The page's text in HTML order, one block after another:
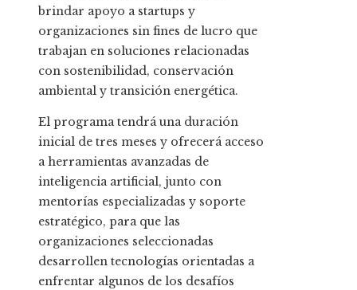
brindar apoyo a startups y
organizaciones sin fines de lucro que
trabajan en soluciones relacionadas
con sostenibilidad, conservación
ambiental y transición energética.
El programa tendrá una duración
inicial de tres meses y ofrecerá acceso
a herramientas avanzadas de
inteligencia artificial, junto con
mentorías especializadas y soporte
estratégico, para que las
organizaciones seleccionadas
desarrollen tecnologías orientadas a
enfrentar algunos de los desafíos